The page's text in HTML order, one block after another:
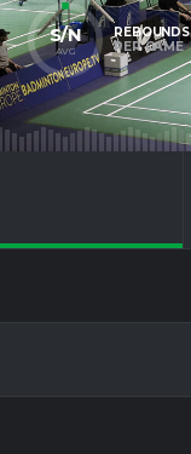
S/N
AVG
REBOUNDS
PER GAME